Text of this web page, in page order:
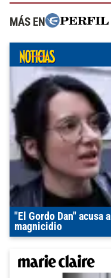
MÁS EN
"El Gordo Dan" acusa
magnicidio